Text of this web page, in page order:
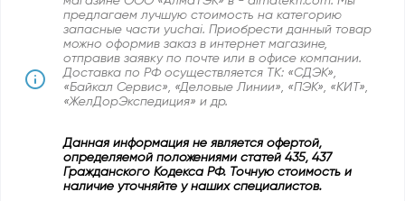
предлагаем лучшую стоимость на категорию
запасные части yuchai. Приобрести данный товар
можно оформив заказ в интернет магазине,
отправив заявку по почте или в офисе компании.
Доставка по РФ осуществляется ТК: «СДЭК»,
«Байкал Сервис», «Деловые Линии», «ПЭК», «КИТ»,
«ЖелДорЭкспедиция» и др.